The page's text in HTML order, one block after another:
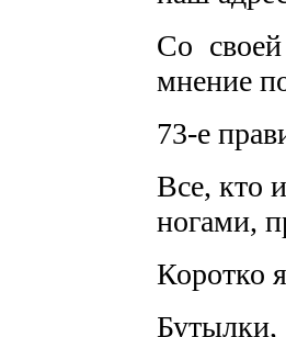
Со
мнение
73-е
Все, кто
ногами,
Коротко